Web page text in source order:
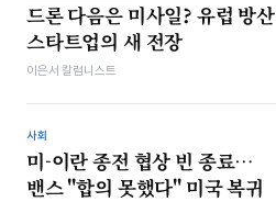
드론 다음은 미사일? 유럽 방산
스타트업의 새 전장
이은서 칼럼니스트
사회
미-이란 종전 협상 빈 종료…
밴스 "합의 못했다" 미국 복귀